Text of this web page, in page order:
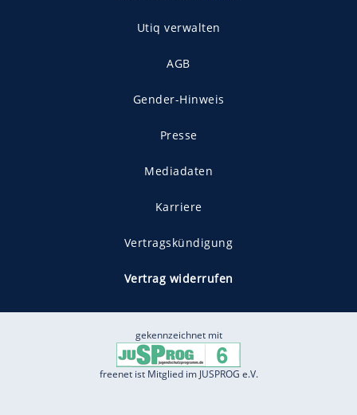
Utiq verwalten
AGB
Gender-Hinweis
Presse
Mediadaten
Karriere
Vertragskündigung
Vertrag widerrufen
gekennzeichnet mit
freenet ist Mitglied im JUSPROG e.V.